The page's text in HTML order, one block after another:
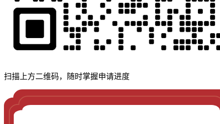
扫描上方二维码，随时掌握申请进度